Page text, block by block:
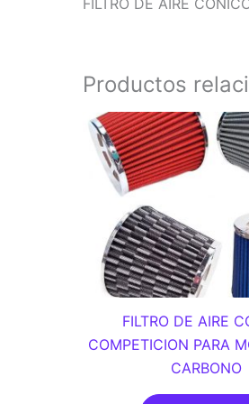
FILTRO DE AIRE
Productos
FILTRO DE AIRE
COMPETICION PARA
CARBONO